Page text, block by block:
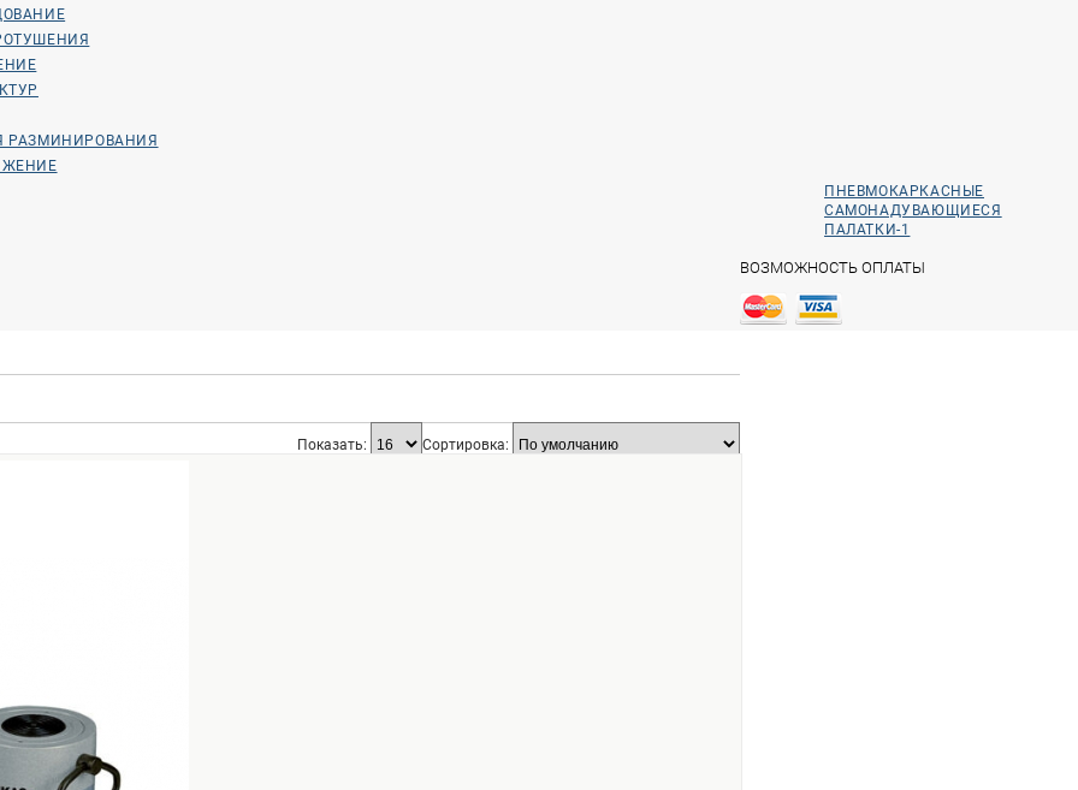
Сортировка:
Показать:
РАЗМИНИРОВАНИЯ
ПНЕВМОКАРКАСНЫЕ
САМОНАДУВАЮЩИЕСЯ
ПАЛАТКИ-1
ВОЗМОЖНОСТЬ ОПЛАТЫ